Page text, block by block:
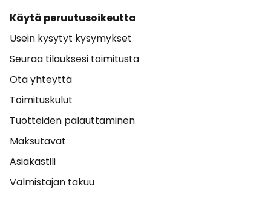
Käytä peruutusoikeutta
Usein kysytyt kysymykset
Seuraa tilauksesi toimitusta
Ota yhteyttä
Toimituskulut
Tuotteiden palauttaminen
Maksutavat
Asiakastili
Valmistajan takuu